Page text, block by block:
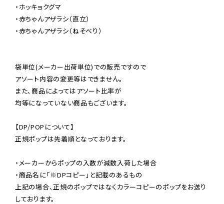
・ホッキョクグマ
・赤ちゃんアザラシ（直立）
・赤ちゃんアザラシ（ねそべり）
袋単位(メーカー出荷単位)での販売ですので
アソート内容の変更等はできません。
また、商品によってはアソート比率が
均等になっていない商品もございます。
【DP/POPについて】
正規ポップは先着順となっております。
・メーカーからポップの入数が減数入荷した場合
・商品名に「※DPコピー」と記載のあるもの
上記の場合、正規のポップではなくカラーコピーのポップをお送り
しております。